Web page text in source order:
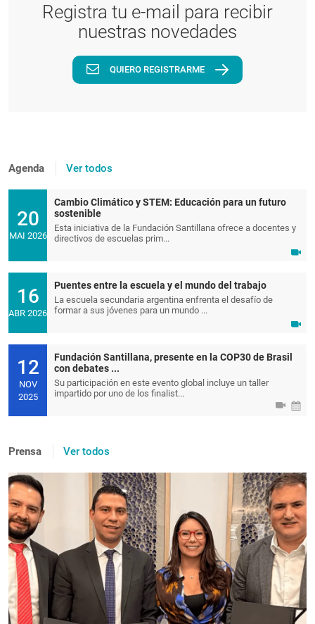
Registra tu e-mail para recibir
nuestras novedades
QUIERO REGISTRARME
Agenda Ver todos
20
MAI 2026
Cambio Climático y STEM: Educación para un futuro
sostenible
Esta iniciativa de la Fundación Santillana ofrece a docentes y
directivos de escuelas prim...
16
ABR 2026
Puentes entre la escuela y el mundo del trabajo
La escuela secundaria argentina enfrenta el desafío de
formar a sus jóvenes para un mundo ...
12
NOV
2025
Fundación Santillana, presente en la COP30 de Brasil
con debates ...
Su participación en este evento global incluye un taller
impartido por uno de los finalist...
Prensa Ver todos